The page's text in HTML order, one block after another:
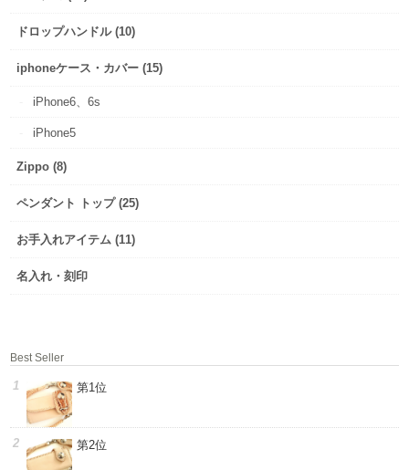
ドロップハンドル (10)
iphoneケース・カバー (15)
iPhone6、6s
iPhone5
Zippo (8)
ペンダント トップ (25)
お手入れアイテム (11)
名入れ・刻印
Best Seller
第1位
第2位